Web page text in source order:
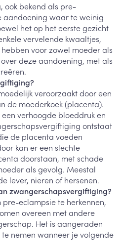
ook bekend als pre-
aandoening waar te weinig
het op het eerste gezicht
vervelende kwaaltjes,
voor zowel moeder als
deze aandoening, met als
veroorzaakt door een
de moederkoek (placenta).
verhoogde bloeddruk en
ontstaat
de placenta voeden
kan er een slechte
doorstaan, met schade
als gevolg. Meestal
lever, nieren of hersenen.
zwangerschapsvergiftiging?
pre-eclampsie te herkennen,
overeen met andere
Het is aangeraden
nemen wanneer je volgende